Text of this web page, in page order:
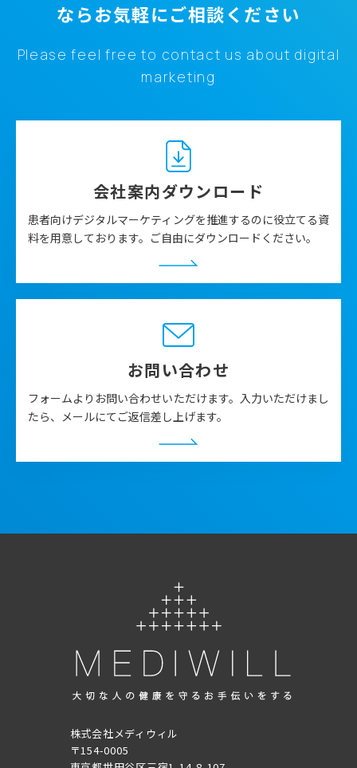
ならお気軽にご相談ください
Please feel free to contact us about digital
marketing
会社案内ダウンロード
患者向けデジタルマーケティングを推進するのに役立てる資
料を用意しております。ご自由にダウンロードください。
お問い合わせ
フォームよりお問い合わせいただけます。入力いただけまし
たら、メールにてご返信差し上げます。
株式会社メディウィル
〒154-0005